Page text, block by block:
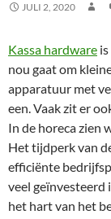
JULI 2, 2020
Kassa hardware
nou gaat om
apparatuur met
een. Vaak zit er
In de horeca zien
Het tijdperk van
efficiënte
veel geïnvesteerd
het hart van het